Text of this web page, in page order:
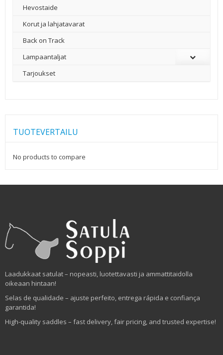
Hevostaide
Korut ja lahjatavarat
Back on Track
Lampaantaljat
Tarjoukset
TUOTEVERTAILU
No products to compare
Laadukkaat satulat – nopeasti, luotettavasti ja ammattitaidolla
oikeaan hintaan!
Selas de qualidade – ajuste perfeito, entrega rápida e confiança
garantida!
High-quality saddles – fast delivery, fair pricing, and trusted expertise!